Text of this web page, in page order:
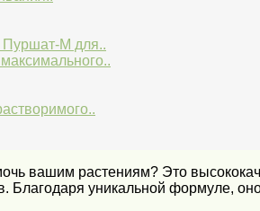
Пуршат-М для..
вашим растениям? Это
уникальной формуле,